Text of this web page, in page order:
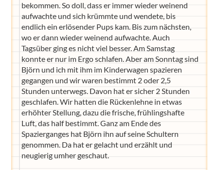
bekommen. So doll, dass er immer wieder weinend
aufwachte und sich krümmte und wendete, bis
endlich ein erlösender Pups kam. Bis zum nächsten,
wo er dann wieder weinend aufwachte. Auch
Tagsüber ging es nicht viel besser. Am Samstag
konnte er nur im Ergo schlafen. Aber am Sonntag sind
Björn und ich mit ihm im Kinderwagen spazieren
gegangen und wir waren bestimmt 2 oder 2,5
Stunden unterwegs. Davon hat er sicher 2 Stunden
geschlafen. Wir hatten die Rückenlehne in etwas
erhöhter Stellung, dazu die frische, frühlingshafte
Luft, das half bestimmt. Ganz am Ende des
Spazierganges hat Björn ihn auf seine Schultern
genommen. Da hat er gelacht und erzählt und
neugierig umher geschaut.